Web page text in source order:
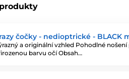
čočky - nedioptrické - BLACK
a originální vzhled Pohodlné
barvu očí Obsah…